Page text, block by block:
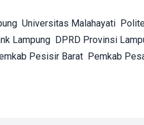
Universitas Malahayati
Lampung DPRD Provinsi
Pesisir Barat Pemkab